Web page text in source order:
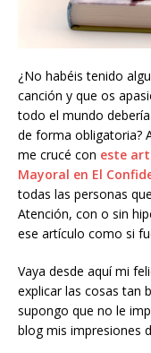
¿No habéis tenido
canción y que os
todo el mundo
de forma obligatoria?
me crucé con este
Mayoral en El
todas las personas
Atención, con o sin
ese artículo como si
Vaya desde aquí mi
explicar las cosas tan
supongo que no le
blog mis impresiones